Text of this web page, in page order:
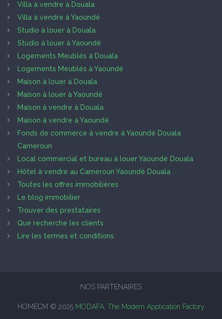
Villa à vendre à Douala
Villa à vendre à Yaoundé
Studio à louer à Douala
Studio à louer à Yaoundé
Logements Meublés à Douala
Logements Meublés à Yaoundé
Maison à louer à Douala
Maison à louer à Yaoundé
Maison à vendre à Douala
Maison à vendre à Yaoundé
Fonds de commerce à vendre à Yaoundé Douala
Cameroun
Local commercial et bureau à louer Yaoundé Douala
Hôtel à vendre au Cameroun Yaoundé Douala
Toutes les offres immobilières
Le blog immobilier
Trouver des prestataires
Que recherche les clients
Lire les termes et conditions
NOS PARTENAIRES
HOMECM © 2025 MODAFA, The Modern Application Factory